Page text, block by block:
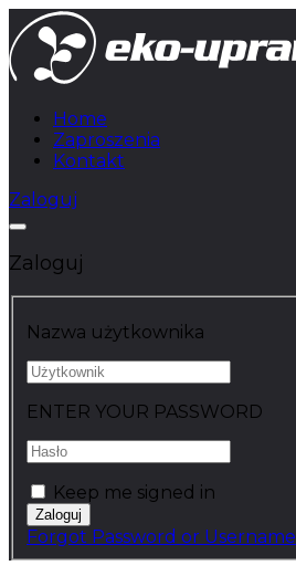
Home
Zaproszenia
Kontakt
Zaloguj
Zaloguj
Nazwa użytkownika
ENTER YOUR PASSWORD
Keep me signed in
Forgot Password or Username